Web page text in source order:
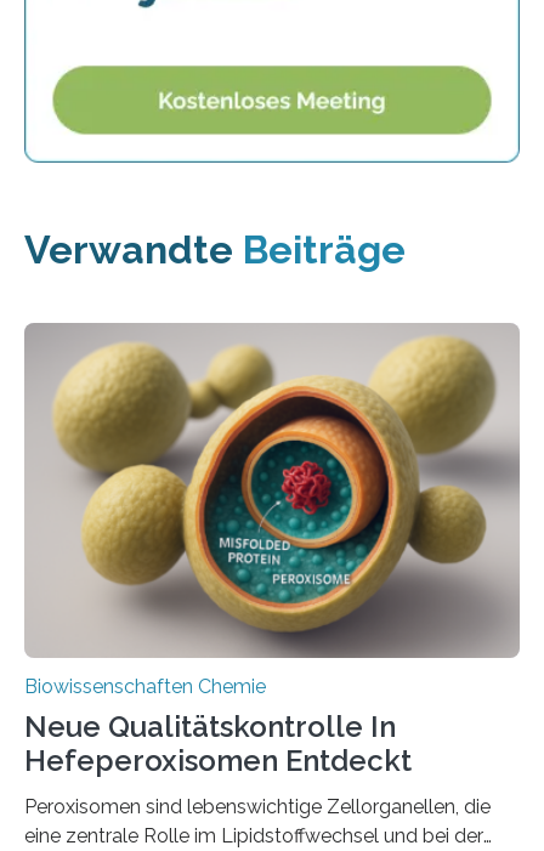
Verwandte Beiträge
Biowissenschaften Chemie
Neue Qualitätskontrolle In
Hefeperoxisomen Entdeckt
Peroxisomen sind lebenswichtige Zellorganellen, die
eine zentrale Rolle im Lipidstoffwechsel und bei der